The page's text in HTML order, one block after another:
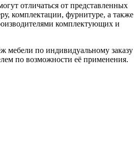
отличаться от представленных
комплектации, фурнитуре, а также
комплектующих и
мебели по индивидуальному заказу
по возможности её применения.